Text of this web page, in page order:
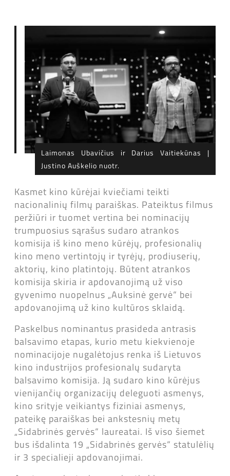
Laimonas Ubavičius ir Darius Vaitiekūnas |
Justino Auškelio nuotr.
Kasmet kino kūrėjai kviečiami teikti
nacionalinių filmų paraiškas. Pateiktus filmus
peržiūri ir tuomet vertina bei nominacijų
trumpuosius sąrašus sudaro atrankos
komisija iš kino meno kūrėjų, profesionalių
kino meno vertintojų ir tyrėjų, prodiuserių,
aktorių, kino platintojų. Būtent atrankos
komisija skiria ir apdovanojimą už viso
gyvenimo nuopelnus „Auksinė gervė“ bei
apdovanojimą už kino kultūros sklaidą.
Paskelbus nominantus prasideda antrasis
balsavimo etapas, kurio metu kiekvienoje
nominacijoje nugalėtojus renka iš Lietuvos
kino industrijos profesionalų sudaryta
balsavimo komisija. Ją sudaro kino kūrėjus
vienijančių organizacijų deleguoti asmenys,
kino srityje veikiantys fiziniai asmenys,
pateikę paraiškas bei ankstesnių metų
„Sidabrinės gervės“ laureatai. Iš viso šiemet
bus išdalinta 19 „Sidabrinės gervės“ statulėlių
ir 3 specialieji apdovanojimai.